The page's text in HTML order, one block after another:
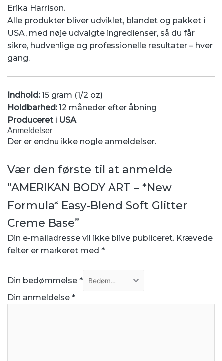
Erika Harrison.
Alle produkter bliver udviklet, blandet og pakket i
USA, med nøje udvalgte ingredienser, så du får
sikre, hudvenlige og professionelle resultater – hver
gang.
Indhold:15 gram (1/2 oz)
Holdbarhed:12 måneder efter åbning
Produceret i USA
Anmeldelser
Der er endnu ikke nogle anmeldelser.
Vær den første til at anmelde
“AMERIKAN BODY ART – *New
Formula* Easy-Blend Soft Glitter
Creme Base”
Din e-mailadresse vil ikke blive publiceret. Krævede
felter er markeret med *
Din bedømmelse *
Din anmeldelse *